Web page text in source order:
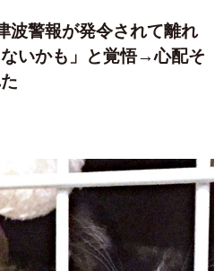
波警報が発令されて離れ
いかも」と覚悟→心配そ